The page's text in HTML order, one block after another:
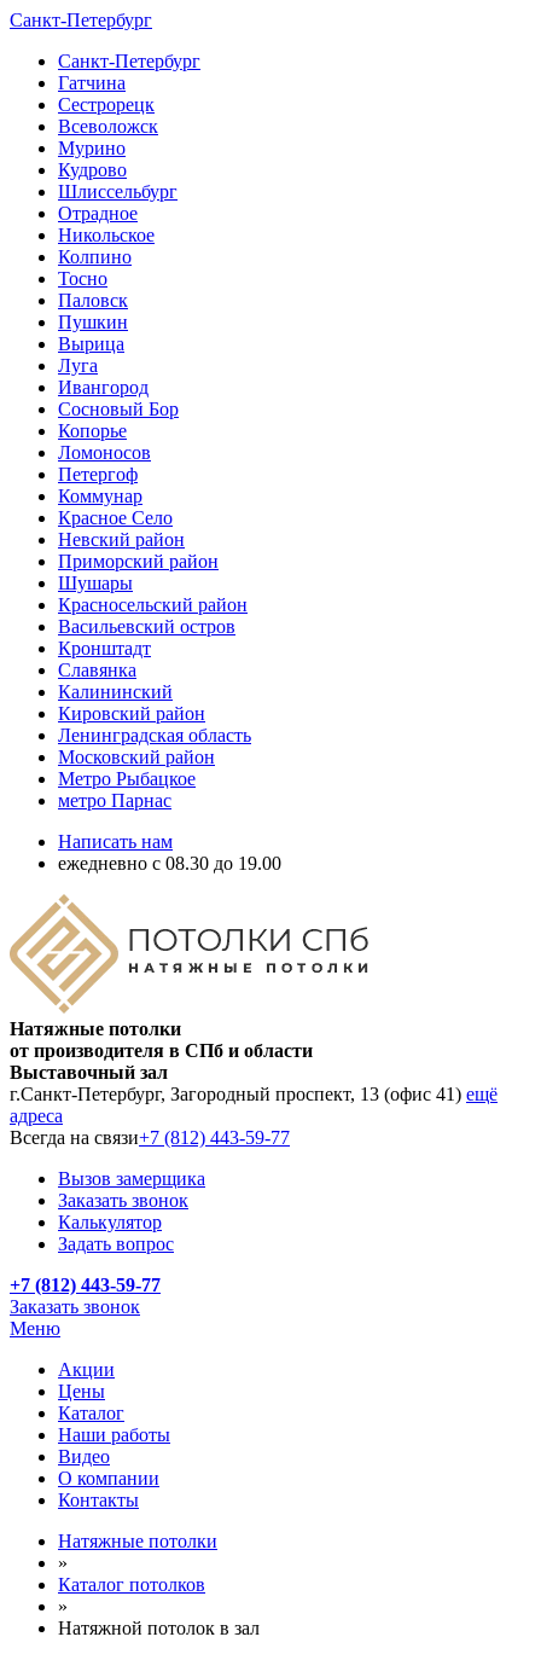
Санкт-Петербург
Санкт-Петербург
Гатчина
Сестрорецк
Всеволожск
Мурино
Кудрово
Шлиссельбург
Отрадное
Никольское
Колпино
Тосно
Паловск
Пушкин
Вырица
Луга
Ивангород
Сосновый Бор
Копорье
Ломоносов
Петергоф
Коммунар
Красное Село
Невский район
Приморский район
Шушары
Красносельский район
Васильевский остров
Кронштадт
Славянка
Калининский
Кировский район
Ленинградская область
Московский район
Метро Рыбацкое
метро Парнас
Написать нам
ежедневно с 08.30 до 19.00
Натяжные потолки
от производителя в СПб и области
Выставочный зал
г.Санкт-Петербург, Загородный проспект, 13 (офис 41) ещё
адреса
Всегда на связи+7 (812) 443-59-77
Вызов замерщика
Заказать звонок
Калькулятор
Задать вопрос
+7 (812) 443-59-77
Заказать звонок
Меню
Акции
Цены
Каталог
Наши работы
Видео
О компании
Контакты
Натяжные потолки
»
Каталог потолков
»
Натяжной потолок в зал